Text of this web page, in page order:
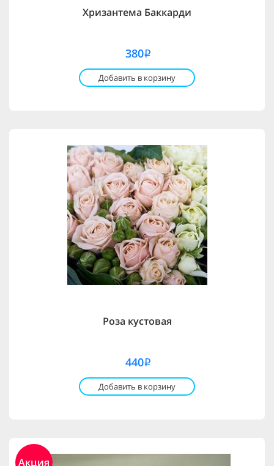
Хризантема Баккарди
380i
Добавить в корзину
Роза кустовая
440i
Добавить в корзину
Акция